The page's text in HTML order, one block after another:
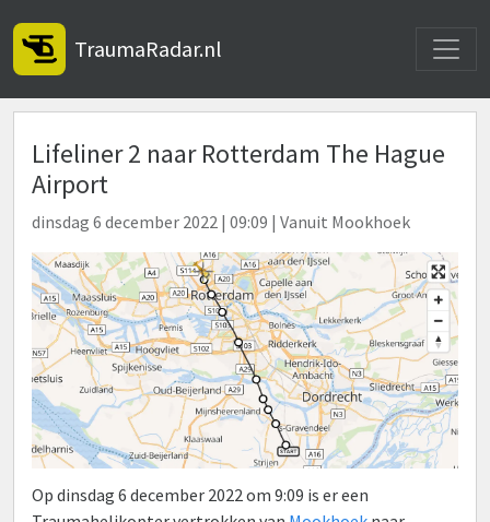
TraumaRadar.nl
Lifeliner 2 naar Rotterdam The Hague
Airport
dinsdag 6 december 2022 | 09:09 | Vanuit Mookhoek
Op dinsdag 6 december 2022 om 9:09 is er een